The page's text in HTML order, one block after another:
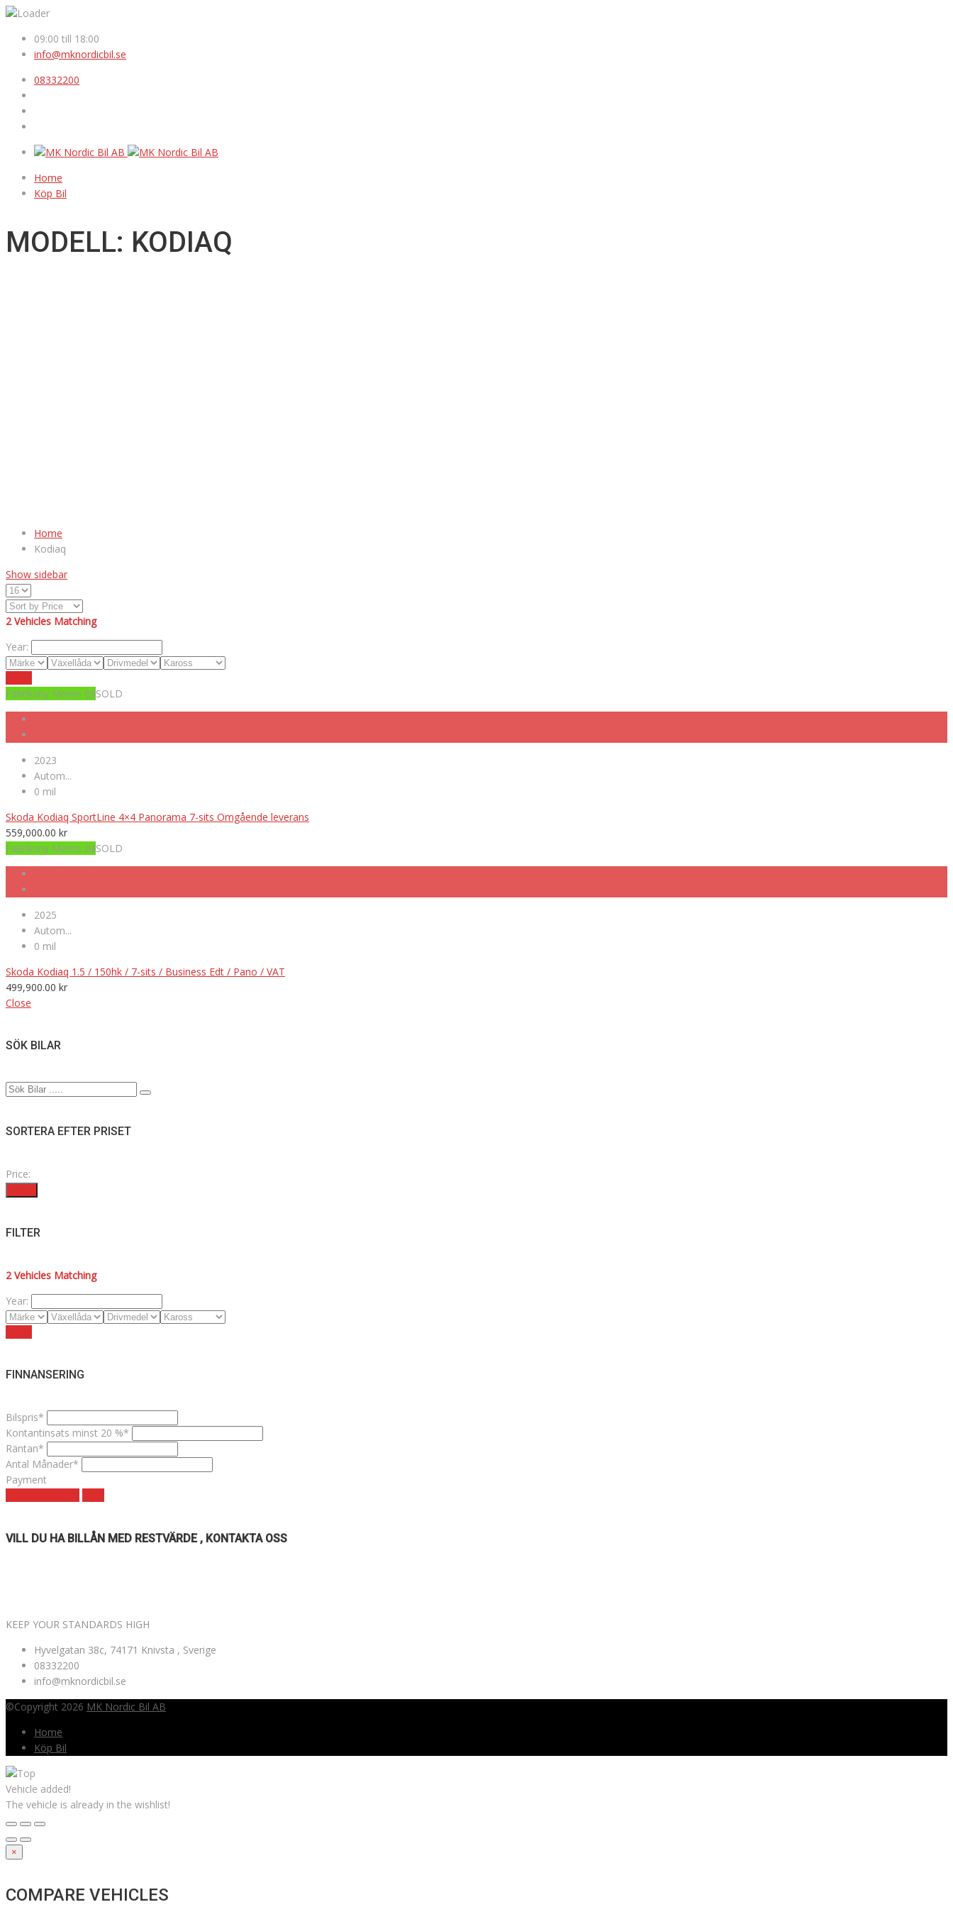
09:00 till 18:00
info@mknordicbil.se
08332200
Home
Köp Bil
MODELL: KODIAQ
Home
Kodiaq
Show sidebar
2 Vehicles Matching
Year:
Fabriksny Moms BilSOLD
2023
Autom...
0 mil
Skoda Kodiaq SportLine 4×4 Panorama 7-sits Omgående leverans
559,000.00 kr
Fabriksny Moms BilSOLD
2025
Autom...
0 mil
Skoda Kodiaq 1.5 / 150hk / 7-sits / Business Edt / Pano / VAT
499,900.00 kr
Close
SÖK BILAR
SORTERA EFTER PRISET
Price:
FILTER
2 Vehicles Matching
Year:
FINNANSERING
Bilspris*
Kontantinsats minst 20 %*
Räntan*
Antal Månader*
Payment
VILL DU HA BILLÅN MED RESTVÄRDE , KONTAKTA OSS
KEEP YOUR STANDARDS HIGH
Hyvelgatan 38c, 74171 Knivsta , Sverige
08332200
info@mknordicbil.se
©Copyright 2026 MK Nordic Bil AB
Home
Köp Bil
Vehicle added!
The vehicle is already in the wishlist!
×
COMPARE VEHICLES